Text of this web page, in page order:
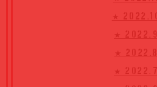
★ 2022.10
★ 2022.9
★ 2022.8
★ 2022.7